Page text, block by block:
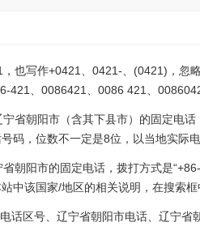
也写作+0421、0421-、(0421)，忽
421、0086421、0086 421、
省朝阳市（含其下县市）的固定电
码，位数不一定是8位，以当地实际
朝阳市的固定电话，拨打方式是
中该国家/地区的相关说明，在搜索
话区号、辽宁省朝阳市电话、辽宁省